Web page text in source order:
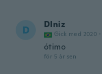
D DIniz
Gick med 2020 ·
ótimo
för 5 år sen